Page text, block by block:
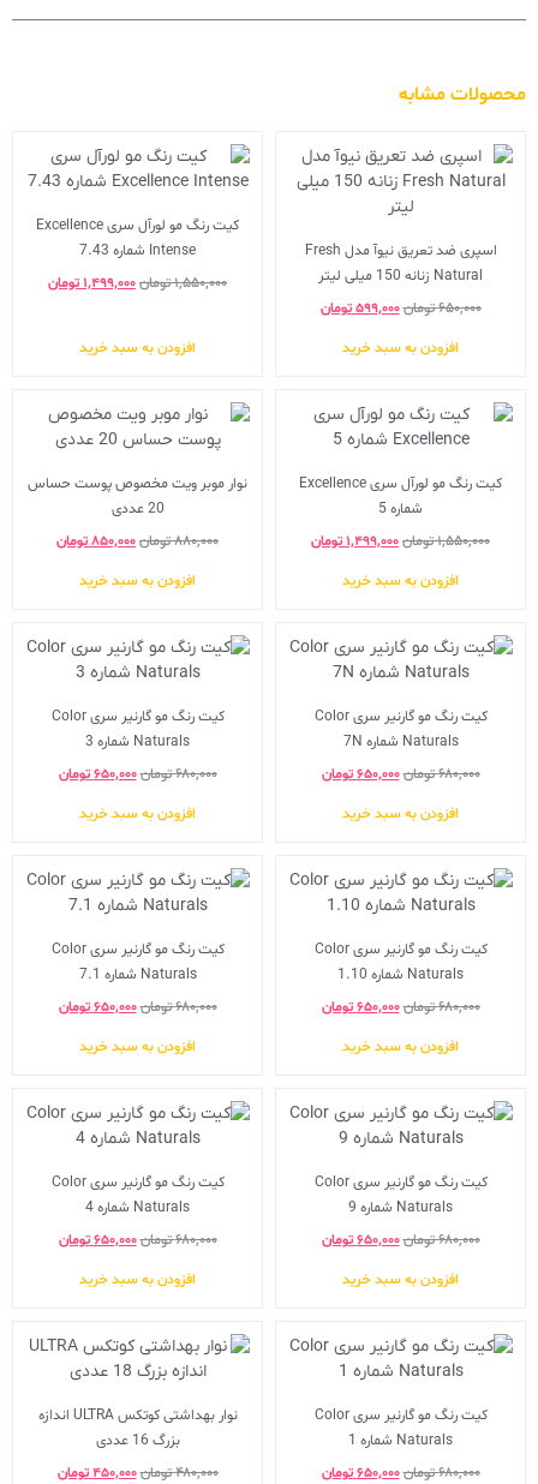
محصولات مشابه
اسپری ضد تعریق نیوآ مدل Fresh
Natural زنانه 150 میلی لیتر
۶۵۰,۰۰۰تومان۵۹۹,۰۰۰ تومان
افزودن به سبد خرید
کیت رنگ مو لورآل سری Excellence
Intense شماره 7.43
۱,۵۵۰,۰۰۰تومان۱,۴۹۹,۰۰۰ تومان
افزودن به سبد خرید
کیت رنگ مو لورآل سری Excellence
شماره 5
۱,۵۵۰,۰۰۰تومان۱,۴۹۹,۰۰۰ تومان
افزودن به سبد خرید
نوار موبر ویت مخصوص پوست حساس
20 عددی
۸۸۰,۰۰۰تومان۸۵۰,۰۰۰تومان
افزودن به سبد خرید
کیت رنگ مو گارنیر سری Color
Naturals شماره 7N
۶۸۰,۰۰۰تومان۶۵۰,۰۰۰ تومان
افزودن به سبد خرید
کیت رنگ مو گارنیر سری Color
Naturals شماره 3
۶۸۰,۰۰۰تومان۶۵۰,۰۰۰ تومان
افزودن به سبد خرید
کیت رنگ مو گارنیر سری Color
Naturals شماره 1.10
۶۸۰,۰۰۰تومان۶۵۰,۰۰۰ تومان
افزودن به سبد خرید
کیت رنگ مو گارنیر سری Color
Naturals شماره 7.1
۶۸۰,۰۰۰تومان۶۵۰,۰۰۰ تومان
افزودن به سبد خرید
کیت رنگ مو گارنیر سری Color
Naturals شماره 9
۶۸۰,۰۰۰تومان۶۵۰,۰۰۰ تومان
افزودن به سبد خرید
کیت رنگ مو گارنیر سری Color
Naturals شماره 4
۶۸۰,۰۰۰تومان۶۵۰,۰۰۰ تومان
افزودن به سبد خرید
کیت رنگ مو گارنیر سری Color
Naturals شماره 1
۶۸۰,۰۰۰تومان۶۵۰,۰۰۰ تومان
نوار بهداشتی کوتکس ULTRA اندازه
بزرگ 16 عددی
۴۸۰,۰۰۰تومان۴۵۰,۰۰۰ تومان